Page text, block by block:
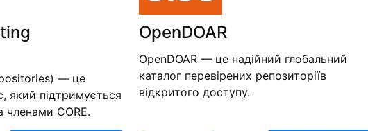
— це
який підтримується
членами CORE.
OpenDOAR
OpenDOAR — це надійний глобальний
каталог перевірених репозиторіїв
відкритого доступу.